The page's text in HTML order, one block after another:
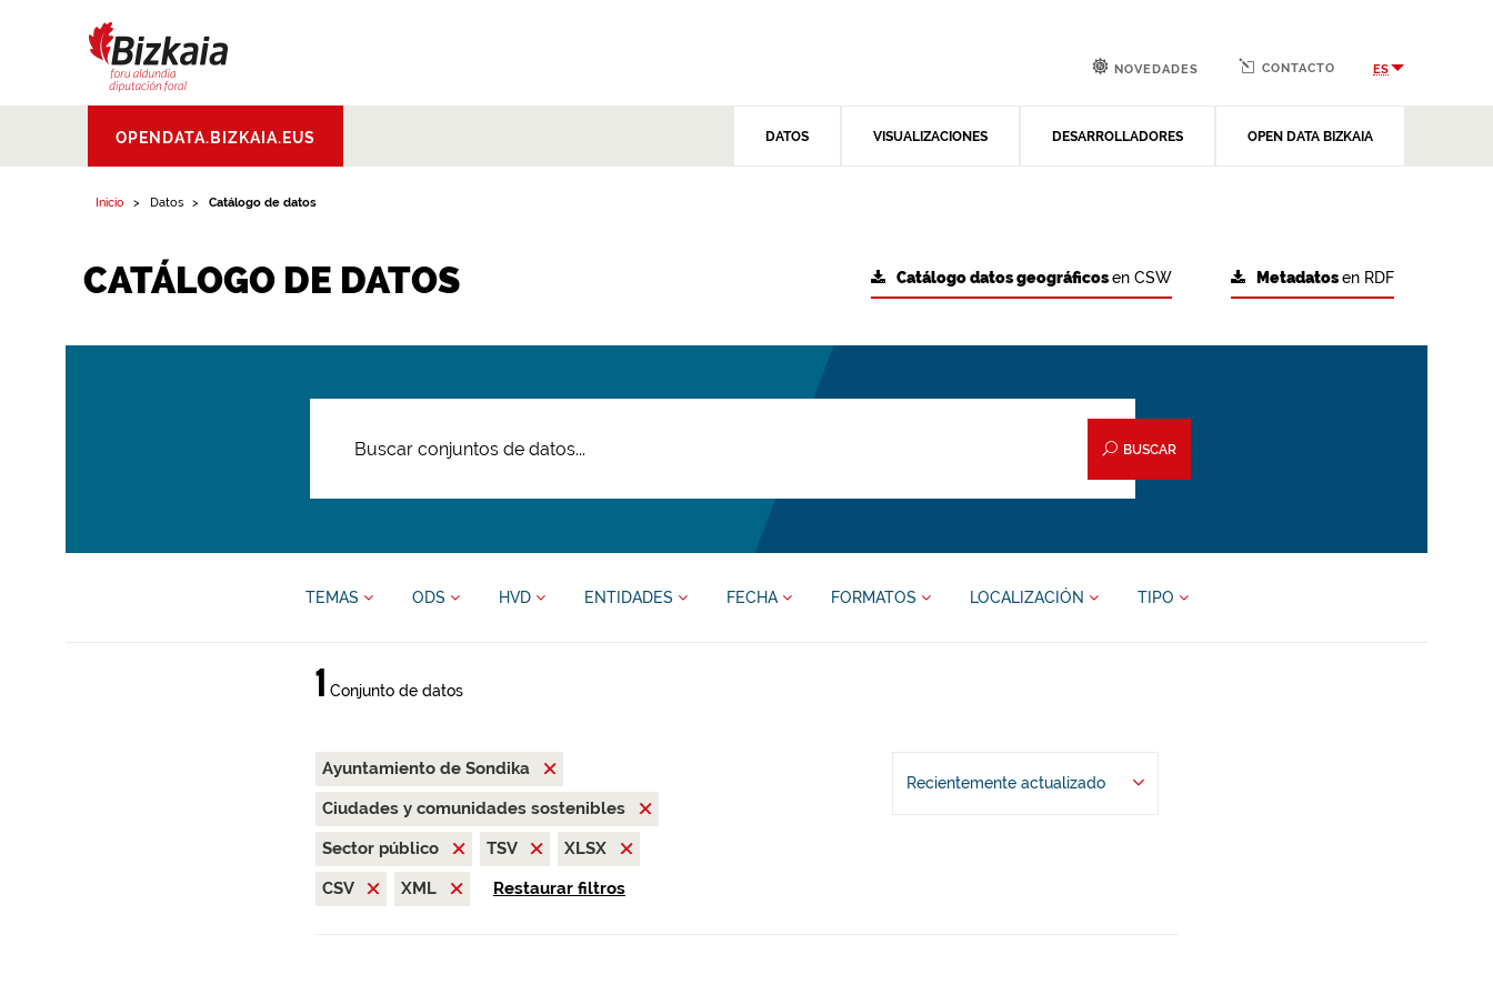
Aldundia.Diputacion
Foral de Bizkaia
OPENDATA.BIZKAIA.EUS DATOS VISUALIZACIONES DESARROLLADORES OPEN DATA BIZKAIA
NOVEDADES CONTACTO ES
Inicio Datos Catálogo de datos
CATÁLOGO DE DATOS Metadatosen RDF
Catálogo datos geográficosen CSW
BUSCAR
TEMAS ODS HVD ENTIDADES FECHA FORMATOS LOCALIZACIÓN TIPO
1 Conjunto de datos
Ayuntamiento de Sondika
Ciudades y comunidades sostenibles
Sector público
TSV
XLSX
CSV
XML Restaurar filtros
Recientemente actualizado